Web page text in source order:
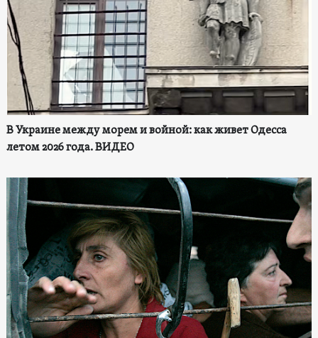
В Украине между морем и войной: как живет Одесса
летом 2026 года. ВИДЕО